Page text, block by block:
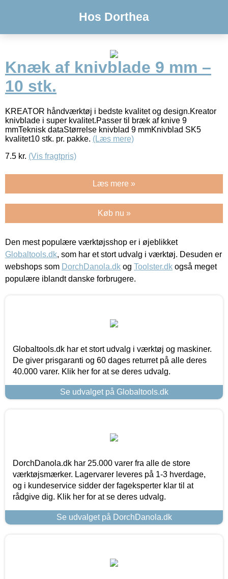
Hos Dorthea
Knæk af knivblade 9 mm –
10 stk.
KREATOR håndværktøj i bedste kvalitet og design.Kreator
knivblade i super kvalitet.Passer til bræk af knive 9
mmTeknisk dataStørrelse knivblad 9 mmKnivblad SK5
kvalitet10 stk. pr. pakke. (Læs mere)
7.5 kr. (Vis fragtpris)
Læs mere »
Køb nu »
Den mest populære værktøjsshop er i øjeblikket
Globaltools.dk, som har et stort udvalg i værktøj. Desuden er
webshops som DorchDanola.dk og Toolster.dk også meget
populære iblandt danske forbrugere.
Globaltools.dk har et stort udvalg i værktøj og maskiner.
De giver prisgaranti og 60 dages returret på alle deres
40.000 varer. Klik her for at se deres udvalg.
Se udvalget på Globaltools.dk
DorchDanola.dk har 25.000 varer fra alle de store
værktøjsmærker. Lagervarer leveres på 1-3 hverdage,
og i kundeservice sidder der fageksperter klar til at
rådgive dig. Klik her for at se deres udvalg.
Se udvalget på DorchDanola.dk